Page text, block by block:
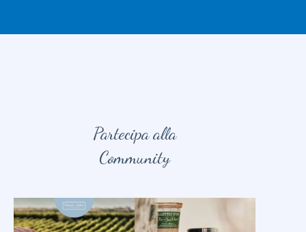
Partecipa alla
Community